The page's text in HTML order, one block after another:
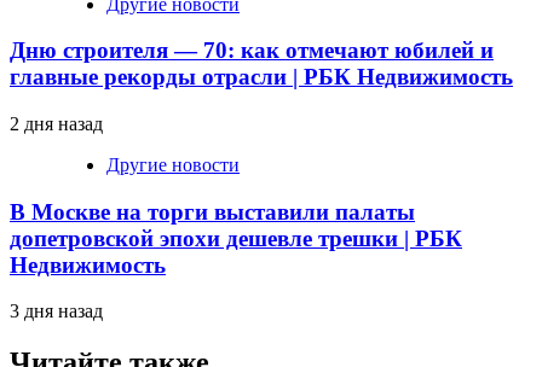
Дню строителя — 70: как отмечают юбилей и
главные рекорды отрасли | РБК Недвижимость
2 дня назад
Другие новости
В Москве на торги выставили палаты
допетровской эпохи дешевле трешки | РБК
Недвижимость
3 дня назад